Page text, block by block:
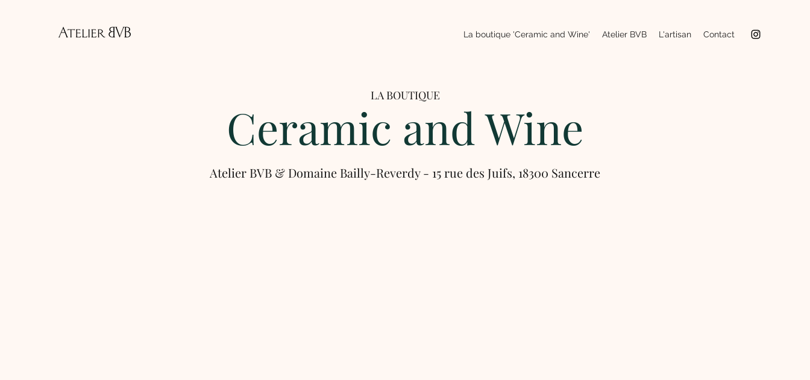
La boutique 'Ceramic and Wine' Atelier BVB L'artisan Contact
Ceramic and Wine
LA BOUTIQUE
Atelier BVB & Domaine Bailly-Reverdy - 15 rue des Juifs, 18300 Sancerre